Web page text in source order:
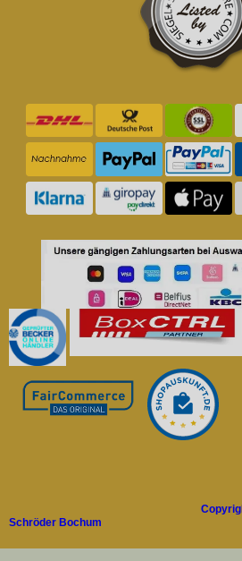
Schröder Bochum